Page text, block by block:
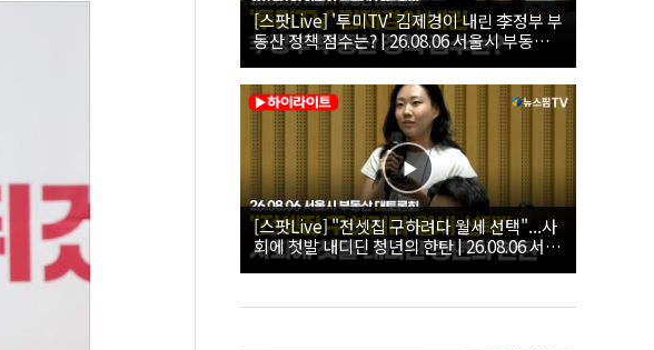
[스팟Live] '투미TV' 김제경이 내린 李정부 부
동산 정책 점수는? | 26.08.06 서울시 부동산
대토론회
[스팟Live] "전셋집 구하려다 월세 선택"...사
회에 첫발 내디딘 청년의 한탄 | 26.08.06 서울
시 부동산 대토론회